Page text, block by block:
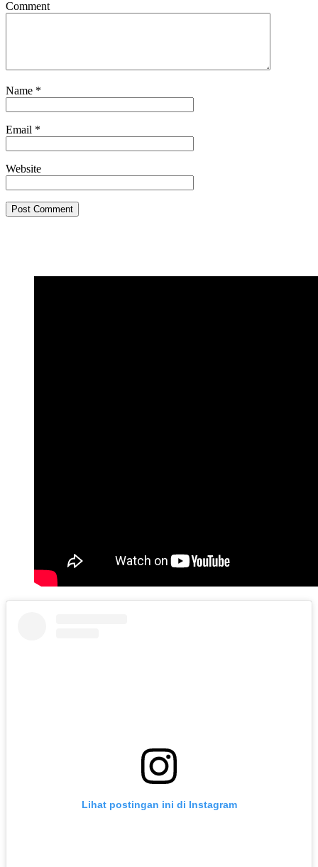
Comment
Name *
Email *
Website
Lihat postingan ini di Instagram